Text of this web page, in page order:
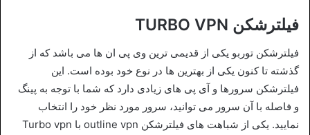
فیلترشکن TURBO VPN
فیلترشکن توربو یکی از قدیمی ترین وی پی ان ها می باشد که از
گذشته تا کنون یکی از بهترین ها در نوع خود بوده است. این
فیلترشکن سرورها و آی پی های زیادی دارد که شما با توجه به پینگ
و فاصله با آن سرور می توانید، سرور مورد نظر خود را انتخاب
نمایید. یکی از شباهت های فیلترشکن outline vpn با Turbo vpn